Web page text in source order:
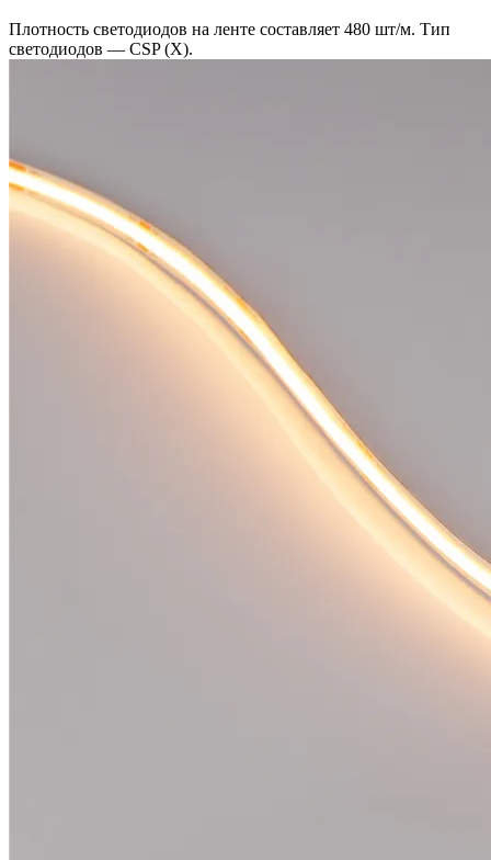
Плотность светодиодов на ленте составляет 480 шт/м. Тип
светодиодов — CSP (X).